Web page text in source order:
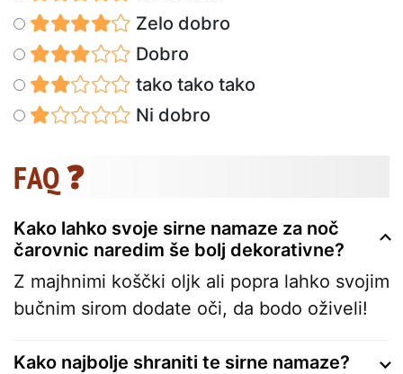
Zelo dobro
Dobro
tako tako tako
Ni dobro
FAQ ❓
Kako lahko svoje sirne namaze za noč
čarovnic naredim še bolj dekorativne?
Z majhnimi koščki oljk ali popra lahko svojim
bučnim sirom dodate oči, da bodo oživeli!
Kako najbolje shraniti te sirne namaze?